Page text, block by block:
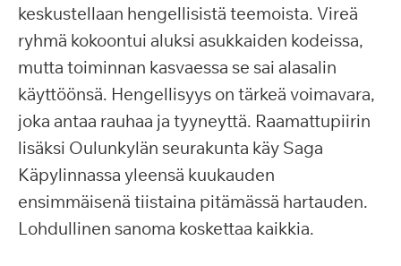
keskustellaan hengellisistä teemoista. Vireä
ryhmä kokoontui aluksi asukkaiden kodeissa,
mutta toiminnan kasvaessa se sai alasalin
käyttöönsä. Hengellisyys on tärkeä voimavara,
joka antaa rauhaa ja tyyneyttä. Raamattupiirin
lisäksi Oulunkylän seurakunta käy Saga
Käpylinnassa yleensä kuukauden
ensimmäisenä tiistaina pitämässä hartauden.
Lohdullinen sanoma koskettaa kaikkia.